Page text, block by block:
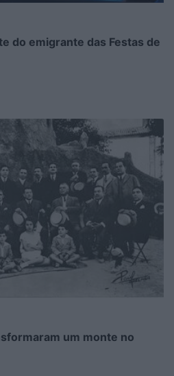
do emigrante das Festas de
um monte no